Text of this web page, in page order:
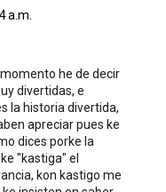
a.m.
he de decir
divertidas, e
la historia divertida,
apreciar pues ke
dices porke la
"kastiga" el
kon kastigo me